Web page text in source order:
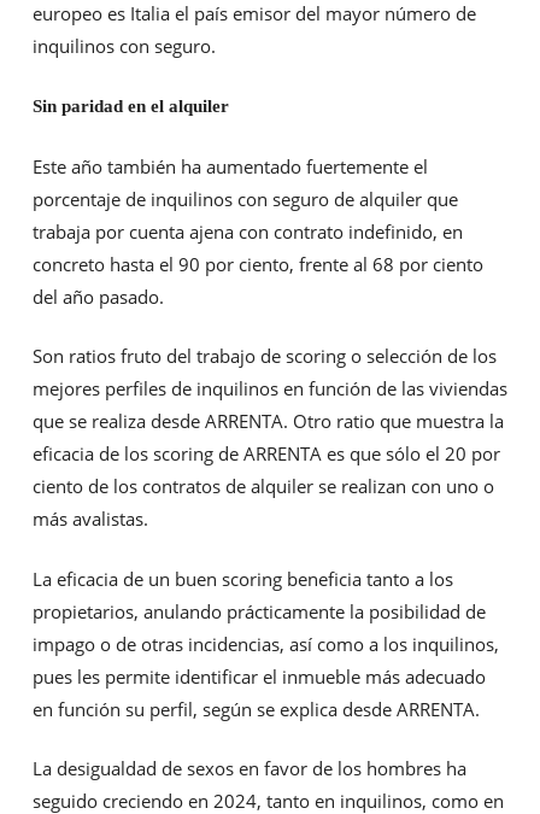
europeo es Italia el país emisor del mayor número de
inquilinos con seguro.
Sin paridad en el alquiler
Este año también ha aumentado fuertemente el
porcentaje de inquilinos con seguro de alquiler que
trabaja por cuenta ajena con contrato indefinido, en
concreto hasta el 90 por ciento, frente al 68 por ciento
del año pasado.
Son ratios fruto del trabajo de scoring o selección de los
mejores perfiles de inquilinos en función de las viviendas
que se realiza desde ARRENTA. Otro ratio que muestra la
eficacia de los scoring de ARRENTA es que sólo el 20 por
ciento de los contratos de alquiler se realizan con uno o
más avalistas.
La eficacia de un buen scoring beneficia tanto a los
propietarios, anulando prácticamente la posibilidad de
impago o de otras incidencias, así como a los inquilinos,
pues les permite identificar el inmueble más adecuado
en función su perfil, según se explica desde ARRENTA.
La desigualdad de sexos en favor de los hombres ha
seguido creciendo en 2024, tanto en inquilinos, como en